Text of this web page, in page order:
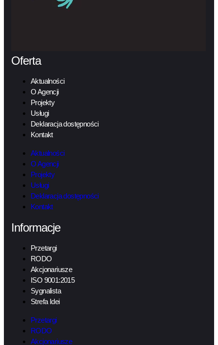
Oferta
Aktualności
O Agencji
Projekty
Usługi
Deklaracja dostępności
Kontakt
Aktualności
O Agencji
Projekty
Usługi
Deklaracja dostępności
Kontakt
Informacje
Przetargi
RODO
Akcjonariusze
ISO 9001:2015
Sygnalista
Strefa Idei
Przetargi
RODO
Akcjonariusze